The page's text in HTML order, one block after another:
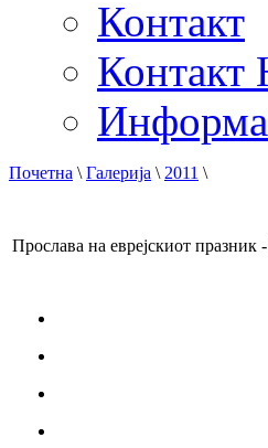
Контакт
Контакт
Почетна \Галерија \2011 \
Прослава на еврејскиот празник